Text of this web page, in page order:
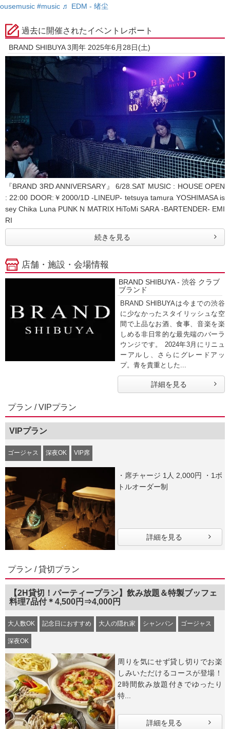
ousemusic #music ♬ EDM - 绪尘
過去に開催されたイベントレポート
BRAND SHIBUYA 3周年 2025年6月28日(土)
『BRAND 3RD ANNIVERSARY』 6/28.SAT MUSIC : HOUSE OPEN
: 22:00 DOOR:￥2000/1D -LINEUP- tetsuya tamura YOSHIMASA is
sey Chika Luna PUNK N MATRIX HiToMi SARA -BARTENDER- EMI
RI
続きを見る
店舗・施設・会場情報
BRAND SHIBUYA - 渋谷 クラブ
ブランド
BRAND SHIBUYAは今までの渋谷
に少なかったスタイリッシュな空
間で上品なお酒、食事、音楽を楽
しめる非日常的な最先端のバーラ
ウンジです。 2024年3月にリニュ
ーアルし、さらにグレードアッ
プ。青を貴重とした...
詳細を見る
プラン / VIPプラン
VIPプラン
ゴージャス 深夜OK VIP席
・席チャージ 1人 2,000円 ・1ボ
トルオーダー制
詳細を見る
プラン / 貸切プラン
【2H貸切！パーティープラン】飲み放題＆特製ブッフェ
料理7品付＊4,500円⇒4,000円
大人数OK 記念日におすすめ 大人の隠れ家 シャンパン ゴージャス
深夜OK
周りを気にせず貸し切りでお楽
しみいただけるコースが登場！
2時間飲み放題付きでゆったり
特...
詳細を見る